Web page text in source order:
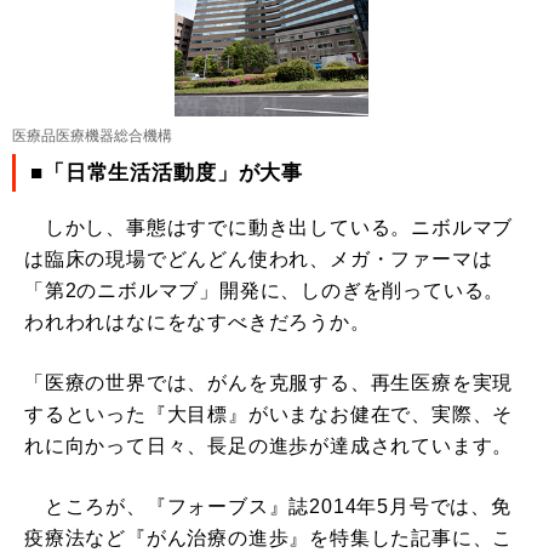
医療品医療機器総合機構
■「日常生活活動度」が大事
しかし、事態はすでに動き出している。ニボルマブ
は臨床の現場でどんどん使われ、メガ・ファーマは
「第2のニボルマブ」開発に、しのぎを削っている。
われわれはなにをなすべきだろうか。
「医療の世界では、がんを克服する、再生医療を実現
するといった『大目標』がいまなお健在で、実際、そ
れに向かって日々、長足の進歩が達成されています。
ところが、『フォーブス』誌2014年5月号では、免
疫療法など『がん治療の進歩』を特集した記事に、こ